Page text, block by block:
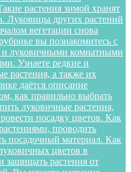
растения зимой хранят
Луковицы других растений
вегетации снова
вы познакомитесь с
луковичными комнатными
Узнаете редкие и
растения, а также их
даётся описание
как правильно выбрать
луковичные растения,
посадку цветов. Как
проводить
посадочный материал. Как
цветов в
защищать растения от